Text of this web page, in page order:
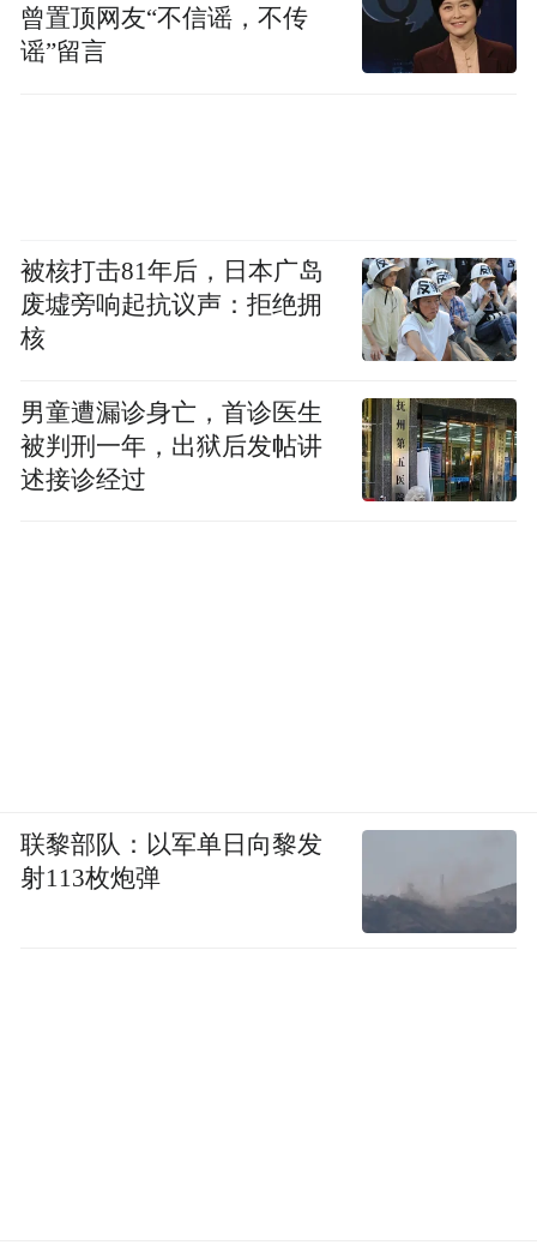
曾置顶网友“不信谣，不传
谣”留言
被核打击81年后，日本广岛
废墟旁响起抗议声：拒绝拥
核
男童遭漏诊身亡，首诊医生
被判刑一年，出狱后发帖讲
述接诊经过
联黎部队：以军单日向黎发
射113枚炮弹